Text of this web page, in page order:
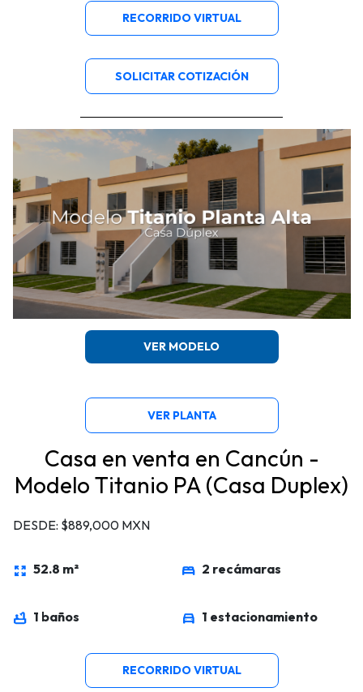
RECORRIDO VIRTUAL
SOLICITAR COTIZACIÓN
VER MODELO
VER PLANTA
Casa en venta en Cancún -
Modelo Titanio PA (Casa Duplex)
DESDE: $889,000 MXN
zoom_out_map 52.8 m² bed 2 recámaras
bathtub 1 baños directions_car 1 estacionamiento
RECORRIDO VIRTUAL